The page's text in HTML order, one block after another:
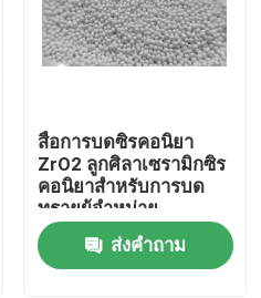
สื่อการบดซิรคอนิยา
ZrO2 ลูกศิลาเซรามิกซิร
คอนิยาสําหรับการบด
ทรายผู้จําหน่าย
ส่งคำถาม